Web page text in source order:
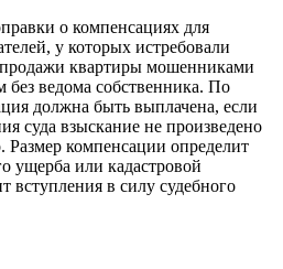
о компенсациях для
у которых истребовали
квартиры мошенниками
ведома собственника. По
должна быть выплачена, если
суда взыскание не произведено
Размер компенсации определит
ущерба или кадастровой
вступления в силу судебного